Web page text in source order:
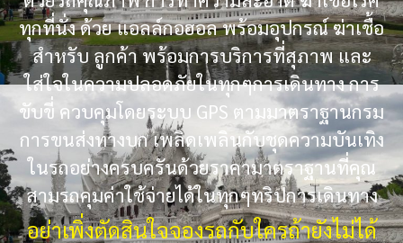
ทุกที่นั่ง ด้วย แอลล์กอฮอล พร้อมอุปกรณ์ ฆ่าเชื้อ
สำหรับ ลูกค้า พร้อมการบริการที่สุภาพ และ
ใส่ใจในความปลอดภัยในทุกๆการเดินทาง การ
ขับขี่ ควบคุมโดยระบบ GPS ตามมาตราฐานกรม
การขนส่งทางบก เพลิดเพลินกับชุดความบันเทิง
ในรถอย่างครบครันด้วยราคามาตราฐานที่คุณ
สามรถคุมค่าใช้จ่ายได้ในทุกๆทริปการเดินทาง
อย่าเพิ่งตัดสินใจจองรถกับใครถ้ายังไม่ได้